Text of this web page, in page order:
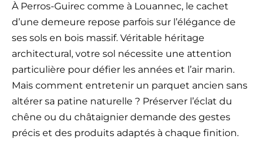
À Perros-Guirec comme à Louannec, le cachet
d’une demeure repose parfois sur l’élégance de
ses sols en bois massif. Véritable héritage
architectural, votre sol nécessite une attention
particulière pour défier les années et l’air marin.
Mais comment entretenir un parquet ancien sans
altérer sa patine naturelle ? Préserver l’éclat du
chêne ou du châtaignier demande des gestes
précis et des produits adaptés à chaque finition.